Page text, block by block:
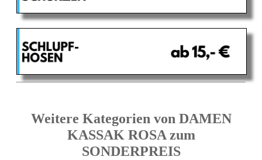
Weitere Kategorien von DAMEN
KASSAK ROSA zum
SONDERPREIS